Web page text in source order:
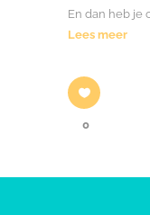
En dan heb je
Lees meer
0